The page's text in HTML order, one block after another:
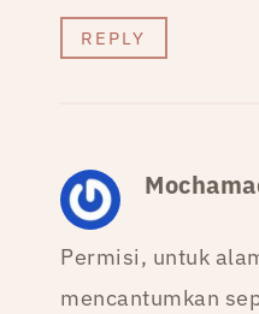
REPLY
Permisi, untuk
mencantumkan